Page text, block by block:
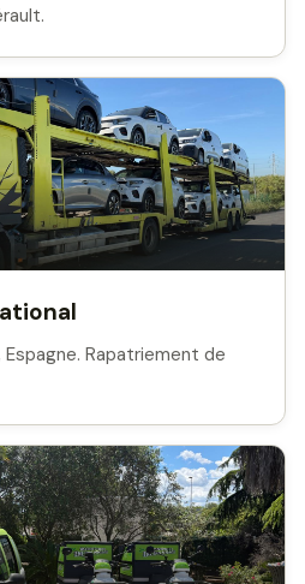
Espagne. Rapatriement de